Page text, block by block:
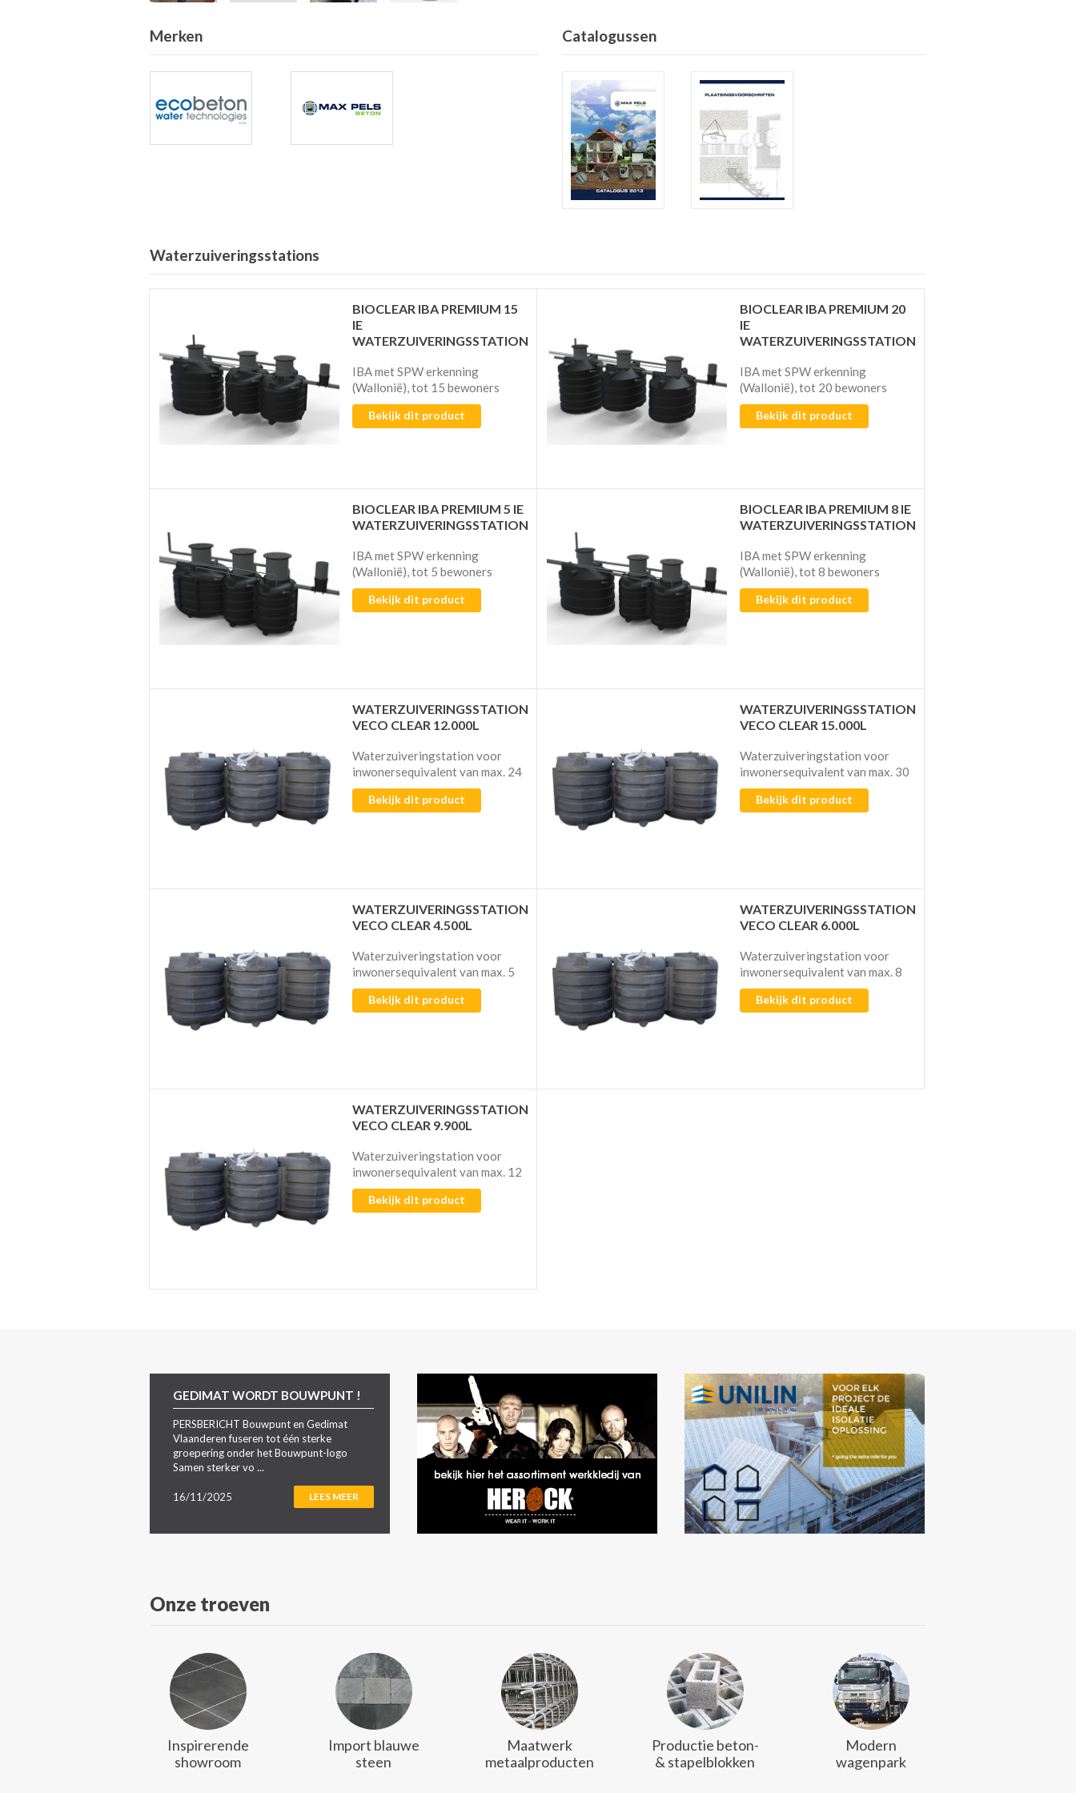
Merken Catalogussen
Waterzuiveringsstations
BIOCLEAR IBA PREMIUM 15
IE
WATERZUIVERINGSSTATION
IBA met SPW erkenning
(Wallonië), tot 15 bewoners
Bekijk dit product
BIOCLEAR IBA PREMIUM 20
IE
WATERZUIVERINGSSTATION
IBA met SPW erkenning
(Wallonië), tot 20 bewoners
Bekijk dit product
BIOCLEAR IBA PREMIUM 5 IE
WATERZUIVERINGSSTATION
IBA met SPW erkenning
(Wallonië), tot 5 bewoners
Bekijk dit product
BIOCLEAR IBA PREMIUM 8 IE
WATERZUIVERINGSSTATION
IBA met SPW erkenning
(Wallonië), tot 8 bewoners
Bekijk dit product
WATERZUIVERINGSSTATION
VECO CLEAR 12.000L
Waterzuiveringstation voor
inwonersequivalent van max. 24
Bekijk dit product
WATERZUIVERINGSSTATION
VECO CLEAR 15.000L
Waterzuiveringstation voor
inwonersequivalent van max. 30
Bekijk dit product
WATERZUIVERINGSSTATION
VECO CLEAR 4.500L
Waterzuiveringstation voor
inwonersequivalent van max. 5
Bekijk dit product
WATERZUIVERINGSSTATION
VECO CLEAR 6.000L
Waterzuiveringstation voor
inwonersequivalent van max. 8
Bekijk dit product
WATERZUIVERINGSSTATION
VECO CLEAR 9.900L
Waterzuiveringstation voor
inwonersequivalent van max. 12
Bekijk dit product
GEDIMAT WORDT BOUWPUNT !
PERSBERICHT Bouwpunt en Gedimat
Vlaanderen fuseren tot één sterke
groepering onder het Bouwpunt-logo
Samen sterker vo ...
16/11/2025 LEES MEER
Onze troeven
Inspirerende
showroom
Import blauwe
steen
Maatwerk
metaalproducten
Productie beton-
& stapelblokken
Modern
wagenpark